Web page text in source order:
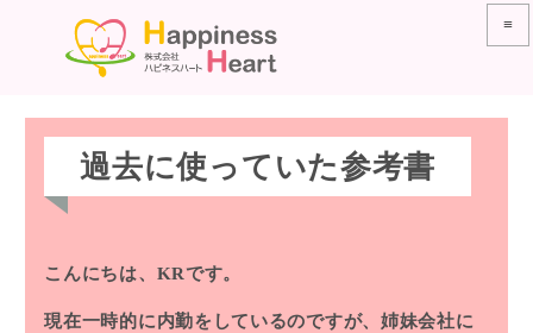
≡
過去に使っていた参考書
こんにちは、KRです。
現在一時的に内勤をしているのですが、姉妹会社に